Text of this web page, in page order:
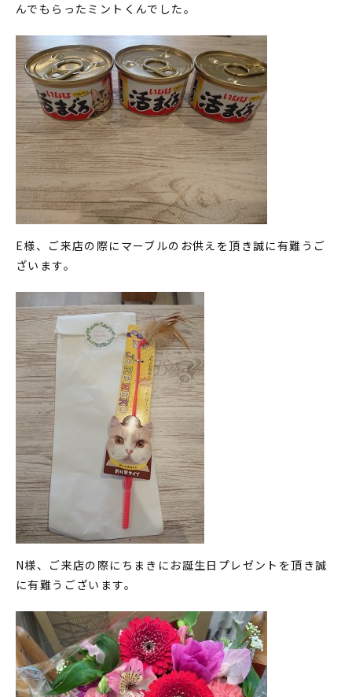
んでもらったミントくんでした。
E様、ご来店の際にマーブルのお供えを頂き誠に有難うご
ざいます。
N様、ご来店の際にちまきにお誕生日プレゼントを頂き誠
に有難うございます。